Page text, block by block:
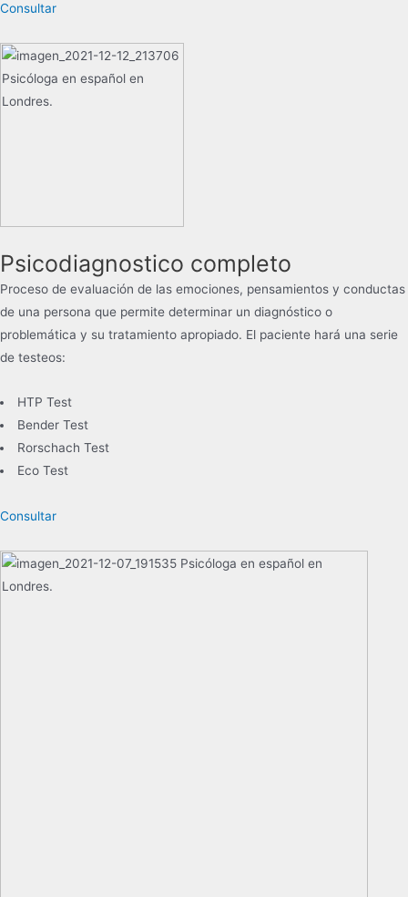
Consultar
Psicodiagnostico completo
Proceso de evaluación de las emociones, pensamientos y conductas
de una persona que permite determinar un diagnóstico o
problemática y su tratamiento apropiado. El paciente hará una serie
de testeos:
HTP Test
Bender Test
Rorschach Test
Eco Test
Consultar